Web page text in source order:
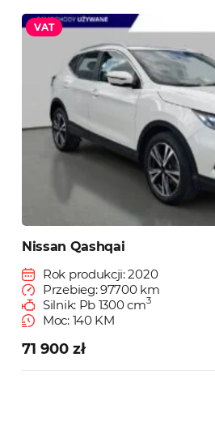
VAT
Nissan Qashqai
Rok produkcji: 2020
Przebieg: 97700 km
Silnik: Pb 1300 cm3
Moc: 140 KM
71 900 zł